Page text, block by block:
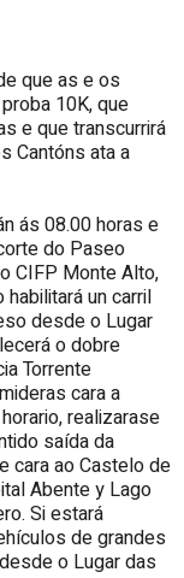
que as e os
10K, que
e que transcurrirá
Cantóns ata a
ás 08.00 horas e
do Paseo
CIFP Monte Alto,
un carril
desde o Lugar
o dobre
Torrente
cara a
realizarase
saída da
cara ao Castelo de
Abente y Lago
Si estará
de grandes
o Lugar das